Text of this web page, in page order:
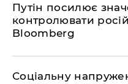
Путін посилює
контролювати
Bloomberg
Соціальну